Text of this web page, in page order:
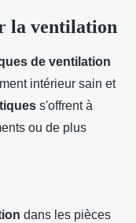
la ventilation
de ventilation
intérieur sain et
s'offrent à
ou de plus
dans les pièces